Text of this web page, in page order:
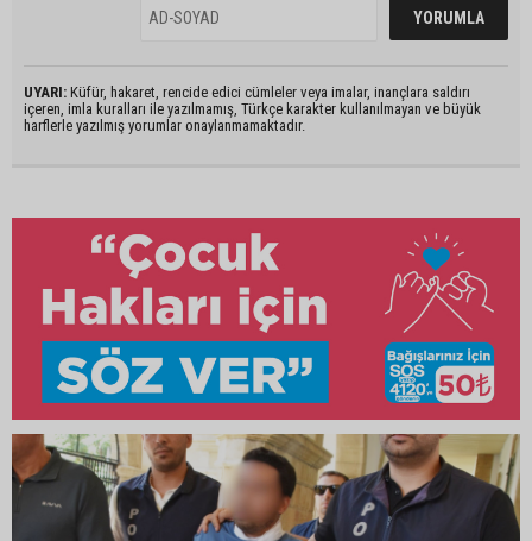
UYARI: Küfür, hakaret, rencide edici cümleler veya imalar, inançlara saldırı
içeren, imla kuralları ile yazılmamış, Türkçe karakter kullanılmayan ve büyük
harflerle yazılmış yorumlar onaylanmamaktadır.